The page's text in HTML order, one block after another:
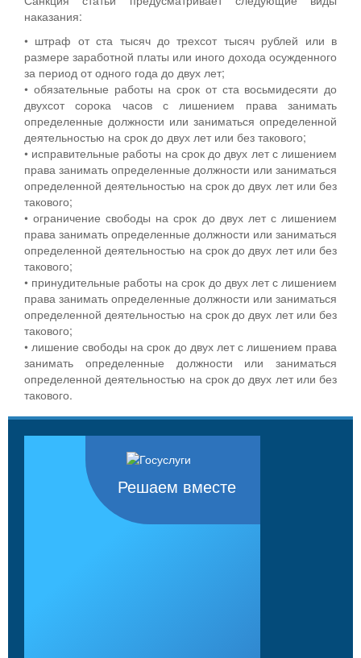
наказания:
• штраф от ста тысяч до трехсот тысяч рублей или в
размере заработной платы или иного дохода осужденного
за период от одного года до двух лет;
• обязательные работы на срок от ста восьмидесяти до
двухсот сорока часов с лишением права занимать
определенные должности или заниматься определенной
деятельностью на срок до двух лет или без такового;
• исправительные работы на срок до двух лет с лишением
права занимать определенные должности или заниматься
определенной деятельностью на срок до двух лет или без
такового;
• ограничение свободы на срок до двух лет с лишением
права занимать определенные должности или заниматься
определенной деятельностью на срок до двух лет или без
такового;
• принудительные работы на срок до двух лет с лишением
права занимать определенные должности или заниматься
определенной деятельностью на срок до двух лет или без
такового;
• лишение свободы на срок до двух лет с лишением права
занимать определенные должности или заниматься
определенной деятельностью на срок до двух лет или без
такового.
Решаем вместе